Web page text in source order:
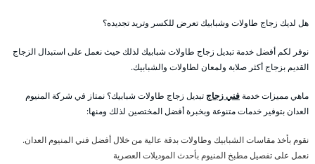
هل لديك زجاج طاولات وشبابيك تعرض للكسر وتريد تجديده؟
نوفر لكم أفضل خدمة تبديل زجاج طاولات شبابيك لذلك حيث نعمل على استبدال الزجاج
القديم بزجاج أكثر صلابة ولمعان لطاولات والشبابيك.
ماهي مميزات خدمةفني زجاج تبديل زجاج طاولات شبابيك؟ نمتاز في شركة المنيوم
العدان بتوفير خدمات متنوعة وبخبرة أفضل المختصين لذلك ومنها:
نقوم بأخذ مقاسات الشبابيك وطاولات بدقة عالية من خلال أفضل فني المنيوم العدان.
نعمل على تفصيل مطبخ المنيوم بأحدث الموديلات العصرية